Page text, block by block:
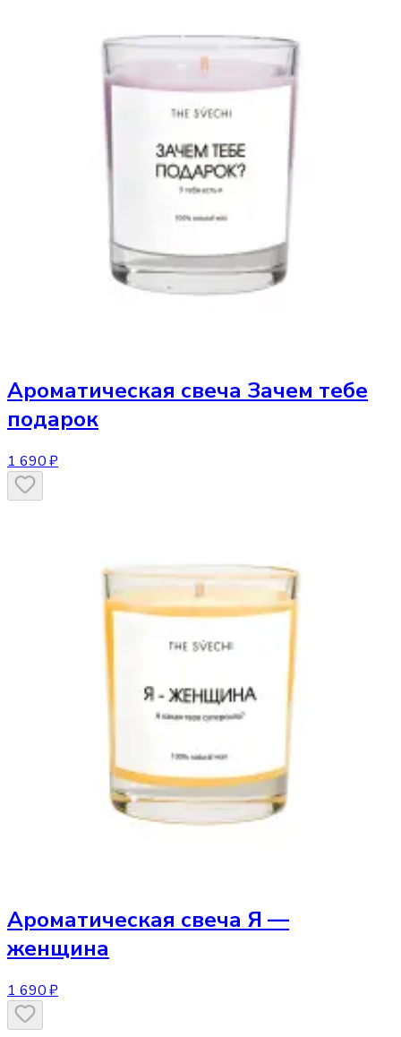
Ароматическая свеча Зачем тебе
подарок
1 690 ₽
Ароматическая свеча Я —
женщина
1 690 ₽